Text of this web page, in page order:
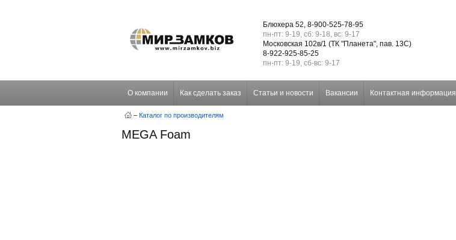
Блюхера 52, 8-900-525-78-95
пн-пт: 9-19, сб: 9-18, вс: 9-17
Московская 102в/1 (ТК "Планета", пав. 13С)
8-922-925-85-25
пн-пт: 9-19, сб-вс: 9-17
О компании Как сделать заказ Статьи и новости Вакансии Контактная информация
– Каталог по производителям
MEGA Foam